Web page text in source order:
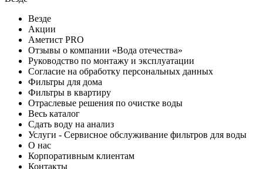
Везде
Акции
Аметист PRO
Отзывы о компании «Вода отечества»
Руководство по монтажу и эксплуатации
Согласие на обработку персональных данных
Фильтры для дома
Фильтры в квартиру
Отраслевые решения по очистке воды
Весь каталог
Сдать воду на анализ
Услуги - Сервисное обслуживание фильтров для воды
О нас
Корпоративным клиентам
Контакты